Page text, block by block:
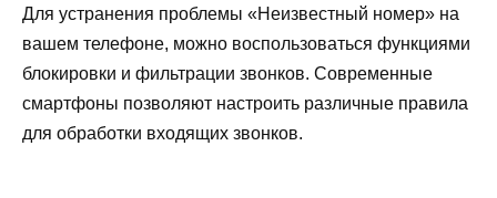
Для устранения проблемы «Неизвестный номер» на
вашем телефоне, можно воспользоваться функциями
блокировки и фильтрации звонков. Современные
смартфоны позволяют настроить различные правила
для обработки входящих звонков.